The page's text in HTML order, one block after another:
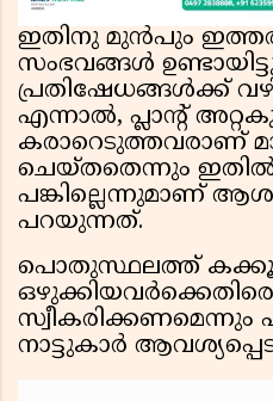
ഇതിനു മുൻപും
സംഭവങ്ങൾ
പ്രതിഷേധങ്ങൾക്ക്
എന്നാൽ, പ്ലാന്റ്
കരാറെടുത്തവരാണ്
ചെയ്തതെന്നും
പങ്കില്ലെന്നുമാണ്
പറയുന്നത്.
പൊതുസ്ഥലത്ത് കക്കൂസ്
നാട്ടുകാർ